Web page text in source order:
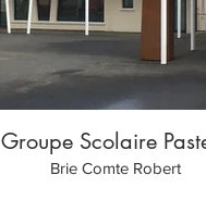
Groupe Scolaire
Brie Comte Robert